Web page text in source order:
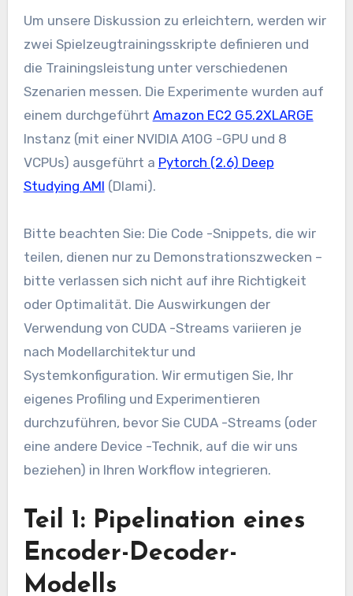
Um unsere Diskussion zu erleichtern, werden wir
zwei Spielzeugtrainingsskripte definieren und
die Trainingsleistung unter verschiedenen
Szenarien messen. Die Experimente wurden auf
einem durchgeführt Amazon EC2 G5.2XLARGE
Instanz (mit einer NVIDIA A10G -GPU und 8
VCPUs) ausgeführt a Pytorch (2.6) Deep
Studying AMI (Dlami).
Bitte beachten Sie: Die Code -Snippets, die wir
teilen, dienen nur zu Demonstrationszwecken –
bitte verlassen sich nicht auf ihre Richtigkeit
oder Optimalität. Die Auswirkungen der
Verwendung von CUDA -Streams variieren je
nach Modellarchitektur und
Systemkonfiguration. Wir ermutigen Sie, Ihr
eigenes Profiling und Experimentieren
durchzuführen, bevor Sie CUDA -Streams (oder
eine andere Device -Technik, auf die wir uns
beziehen) in Ihren Workflow integrieren.
Teil 1: Pipelination eines
Encoder-Decoder-
Modells